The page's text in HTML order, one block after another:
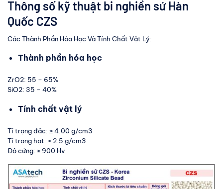
Thông số kỹ thuật bi nghiền sứ Hàn
Quốc CZS
Các Thành Phần Hóa Học Và Tính Chất Vật Lý:
Thành phần hóa học
ZrO2: 55 – 65%
SiO2: 35 – 40%
Tính chất vật lý
Tỉ trọng đặc: ≥ 4.00 g/cm3
Tỉ trọng hạt: ≥ 2.5 g/cm3
Độ cứng: ≥ 900 Hv